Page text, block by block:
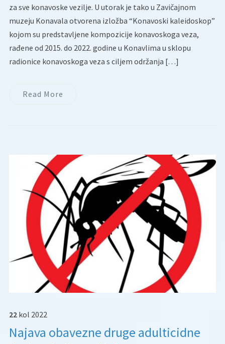
za sve konavoske vezilje. U utorak je tako u Zavičajnom
muzeju Konavala otvorena izložba “Konavoski kaleidoskop”
kojom su predstavljene kompozicije konavoskoga veza,
rađene od 2015. do 2022. godine u Konavlima u sklopu
radionice konavoskoga veza s ciljem održanja […]
Read More
22 kol 2022
Najava obavezne druge adulticidne